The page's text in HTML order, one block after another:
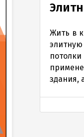
Жить в
здания,